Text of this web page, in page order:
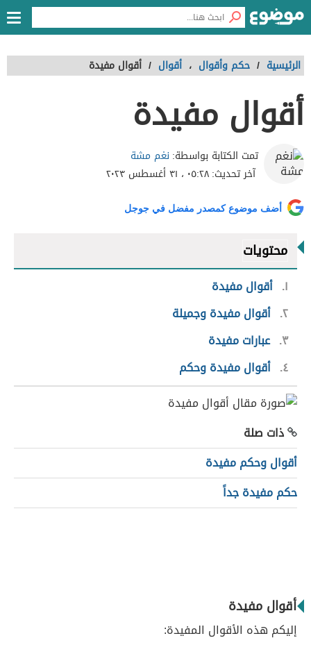
الرئيسية / حكم وأقوال ، أقوال / أقوال مفيدة
أقوال مفيدة
تمت الكتابة بواسطة: نغم مشة
آخر تحديث:٠٥:٢٨ ، ٣١ أغسطس ٢٠٢٣
أضف موضوع كمصدر مفضل في جوجل
محتويات
١ أقوال مفيدة
٢ أقوال مفيدة وجميلة
٣ عبارات مفيدة
٤ أقوال مفيدة وحكم
ذات صلة
أقوال وحكم مفيدة
حكم مفيدة جداً
أقوال مفيدة
إليكم هذه الأقوال المفيدة: